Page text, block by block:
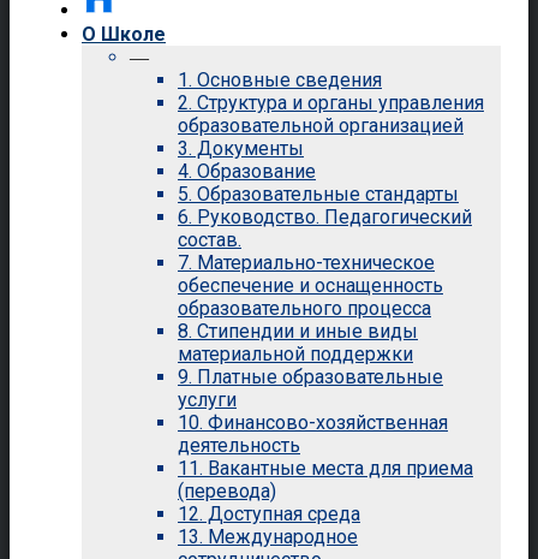
О Школе
—
1. Основные сведения
2. Структура и органы управления
образовательной организацией
3. Документы
4. Образование
5. Образовательные стандарты
6. Руководство. Педагогический
состав.
7. Материально-техническое
обеспечение и оснащенность
образовательного процесса
8. Стипендии и иные виды
материальной поддержки
9. Платные образовательные
услуги
10. Финансово-хозяйственная
деятельность
11. Вакантные места для приема
(перевода)
12. Доступная среда
13. Международное